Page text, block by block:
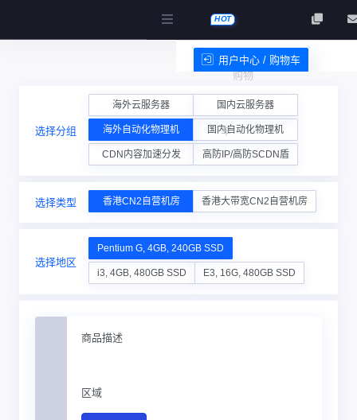
HOT
购物
车
用户中心 / 购物车
服务条款
选择分组
海外云服务器 国内云服务器
海外自动化物理机 国内自动化物理机
CDN内容加速分发 高防IP/高防SCDN盾
选择类型 香港CN2自营机房 香港大带宽CN2自营机房
选择地区
Pentium G, 4GB, 240GB SSD
i3, 4GB, 480GB SSD E3, 16G, 480GB SSD
商品描述
区域